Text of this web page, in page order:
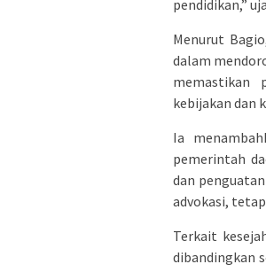
pendidikan,”
Menurut
dalam
memastikan
kebijakan dan
Ia
pemerintah
dan
advokasi,
Terkait
dibandingkan